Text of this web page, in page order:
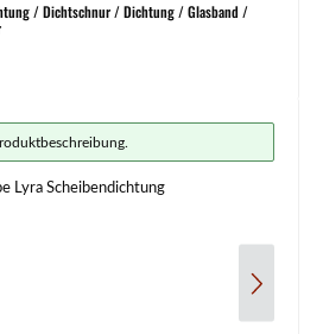
/ Dichtschnur / Dichtung / Glasband /